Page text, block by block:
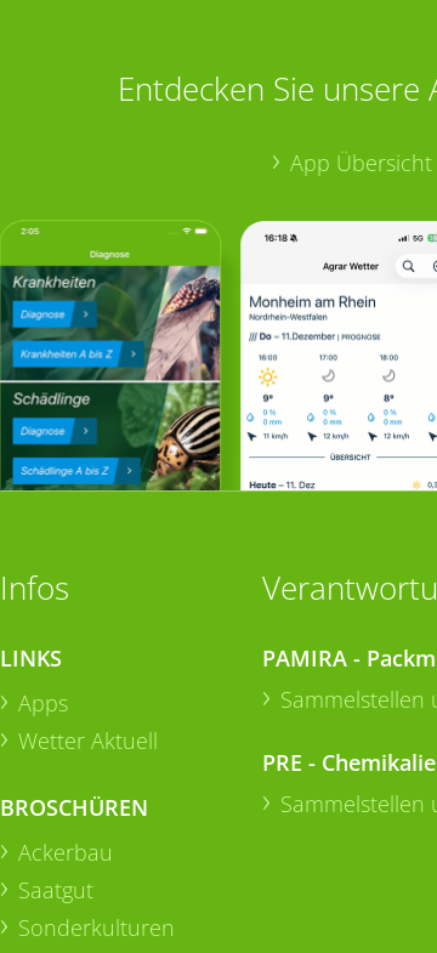
Entdecken Sie unsere
App Übersicht
Infos
LINKS
Apps
Wetter Aktuell
BROSCHÜREN
Ackerbau
Saatgut
Sonderkulturen
PAMIRA -
Sammelstellen
PRE -
Sammelstellen